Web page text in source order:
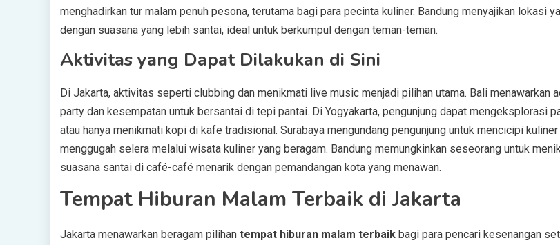
menghadirkan tur malam penuh pesona, terutama bagi para pecinta kuliner. Bandung menyajikan lokasi
dengan suasana yang lebih santai, ideal untuk berkumpul dengan teman-teman.
Aktivitas yang Dapat Dilakukan di Sini
Di Jakarta, aktivitas seperti clubbing dan menikmati live music menjadi pilihan utama. Bali menawarkan
party dan kesempatan untuk bersantai di tepi pantai. Di Yogyakarta, pengunjung dapat mengeksplorasi
atau hanya menikmati kopi di kafe tradisional. Surabaya mengundang pengunjung untuk mencicipi
menggugah selera melalui wisata kuliner yang beragam. Bandung memungkinkan seseorang untuk
suasana santai di café-café menarik dengan pemandangan kota yang menawan.
Tempat Hiburan Malam Terbaik di Jakarta
Jakarta menawarkan beragam pilihan tempat hiburan malam terbaik bagi para pencari kesenangan